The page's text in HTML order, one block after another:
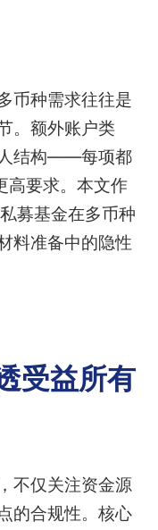
币种需求往往是
。额外账户类
结构——每项都
高要求。本文作
募基金在多币种
料准备中的隐性
受益所有
不仅关注资金源
的合规性。核心